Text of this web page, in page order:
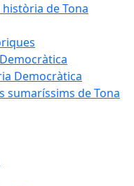
de Tona
Democràtica
sumaríssims de Tona